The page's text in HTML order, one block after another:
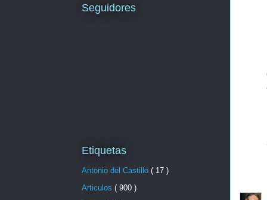
Seguidores
Etiquetas
Antonio del Castillo ( 17 )
Articulos ( 900 )